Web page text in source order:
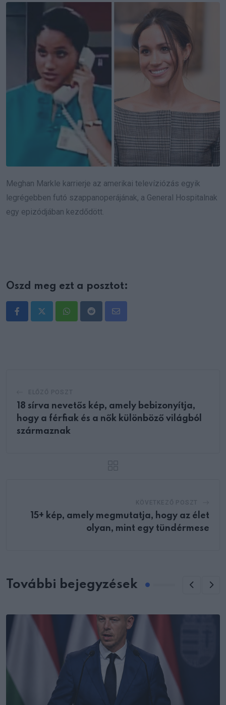
Meghan Markle karrierje az amerikai televíziózás egyik
legrégebben futó szappanoperájának, a General Hospitalnak
egy epizódjában kezdődött.
Oszd meg ezt a posztot:
WhatsappRedditShare
18 sírva nevetős kép, amely bebizonyítja,
hogy a férfiak és a nők különböző világból
származnak
15+ kép, amely megmutatja, hogy az élet
olyan, mint egy tündérmese
További bejegyzések